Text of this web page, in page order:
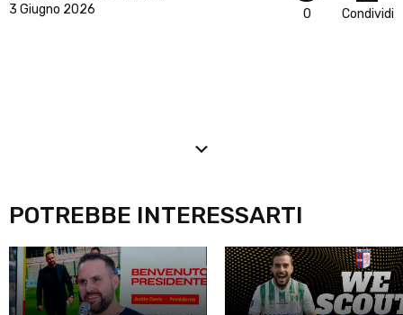
3 Giugno 2026
0 Condividi
POTREBBE INTERESSARTI